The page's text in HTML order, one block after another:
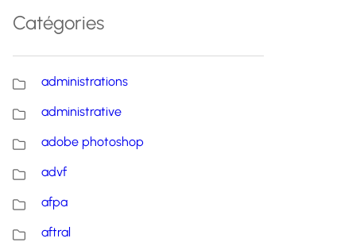
Catégories
administrations
administrative
adobe photoshop
advf
afpa
aftral